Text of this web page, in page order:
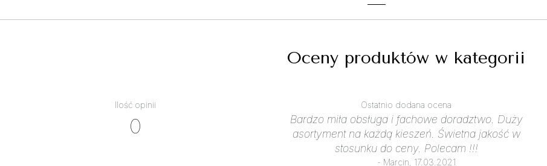
Oceny produktów w kategorii
Ilość opinii
0
Ostatnio dodana ocena
Bardzo miła obsługa i fachowe doradztwo. Duży
asortyment na każdą kieszeń. Świetna jakość w
stosunku do ceny. Polecam !!!
- Marcin, 17.03.2021